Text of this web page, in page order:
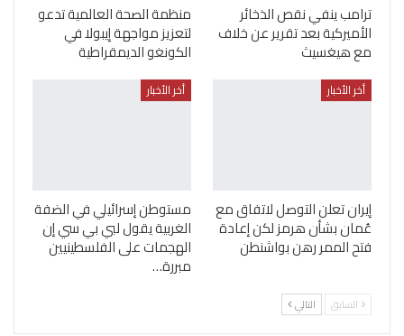
ترامب ينفي نقص الذخائر
الأميركية بعد تقرير عن خلاف
مع هيغسيث
منظمة الصحة العالمية تدعو
لتعزيز مواجهة إيبولا في
الكونغو الديمقراطية
أخر الأخبار
إيران تعلن التوصل لاتفاق مع
عُمان بشأن هرمز لكن إعادة
فتح الممر رهن بواشنطن
أخر الأخبار
مستوطن إسرائيلي في الضفة
الغربية يقول لبي بي سي إن
الهجمات على الفلسطينيين
مبررة…
السابق التالي